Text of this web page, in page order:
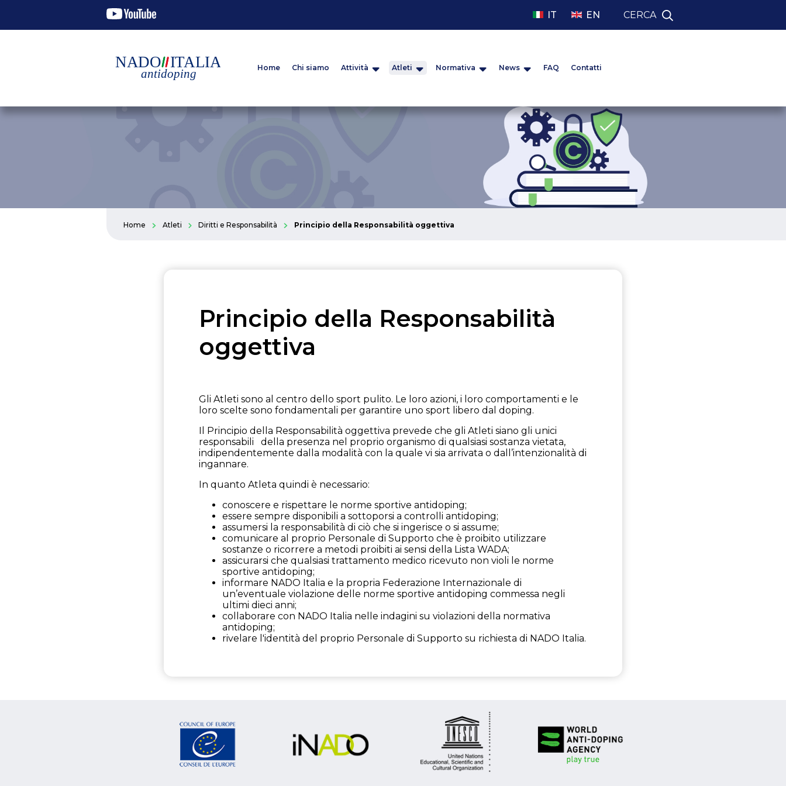
CERCA
IT EN
Home Chi siamo Attività Atleti Normativa News FAQ Contatti
Home Atleti Diritti e Responsabilità Principio della Responsabilità oggettiva
Principio della Responsabilità
oggettiva
Gli Atleti sono al centro dello sport pulito. Le loro azioni, i loro comportamenti e le
loro scelte sono fondamentali per garantire uno sport libero dal doping.
Il Principio della Responsabilità oggettiva prevede che gli Atleti siano gli unici
responsabili della presenza nel proprio organismo di qualsiasi sostanza vietata,
indipendentemente dalla modalità con la quale vi sia arrivata o dall’intenzionalità di
ingannare.
In quanto Atleta quindi è necessario:
conoscere e rispettare le norme sportive antidoping;
essere sempre disponibili a sottoporsi a controlli antidoping;
assumersi la responsabilità di ciò che si ingerisce o si assume;
comunicare al proprio Personale di Supporto che è proibito utilizzare
sostanze o ricorrere a metodi proibiti ai sensi della Lista WADA;
assicurarsi che qualsiasi trattamento medico ricevuto non violi le norme
sportive antidoping;
informare NADO Italia e la propria Federazione Internazionale di
un’eventuale violazione delle norme sportive antidoping commessa negli
ultimi dieci anni;
collaborare con NADO Italia nelle indagini su violazioni della normativa
antidoping;
rivelare l'identità del proprio Personale di Supporto su richiesta di NADO Italia.